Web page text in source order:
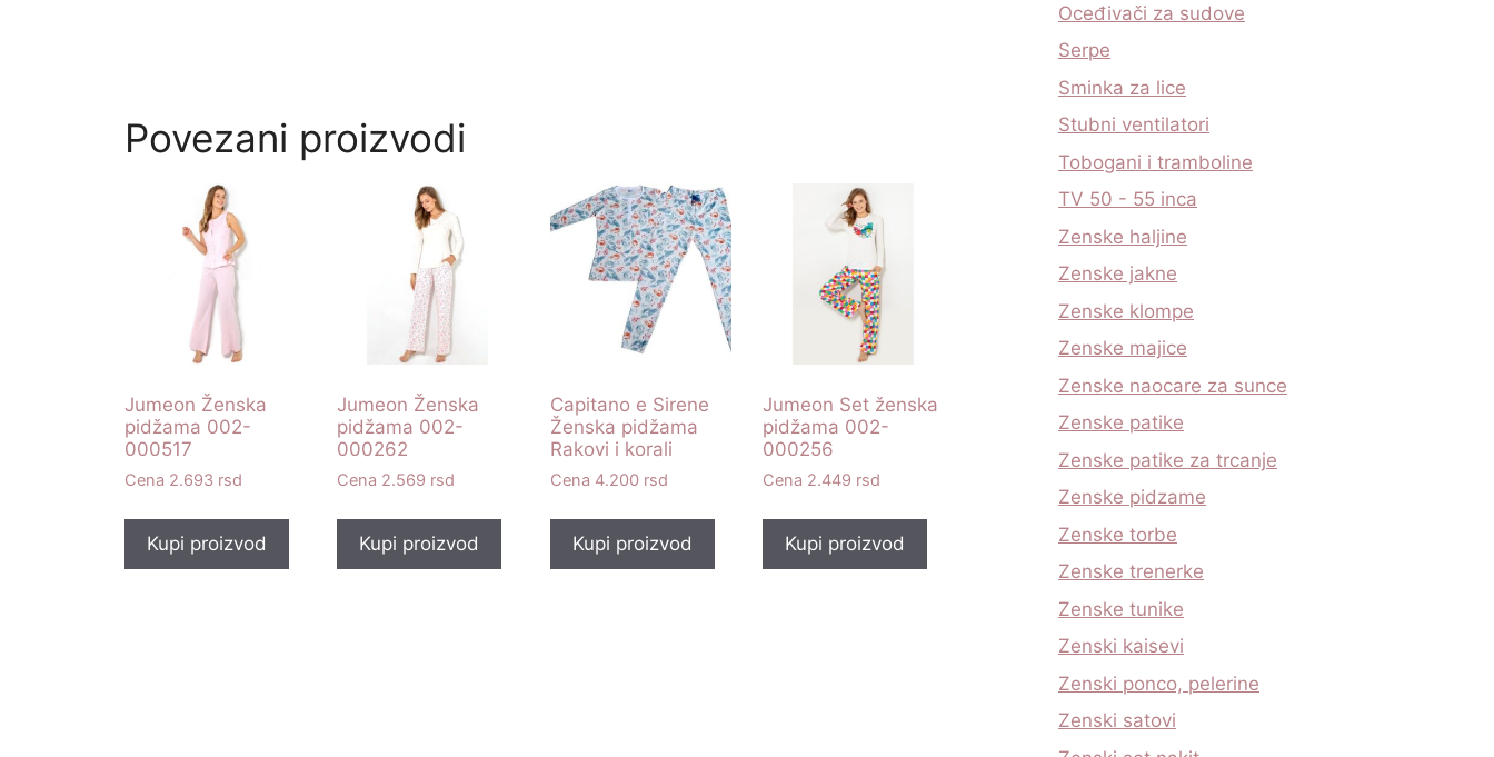
Povezani proizvodi
Jumeon Ženska
pidžama 002-
000517
2.693 rsd
Kupi proizvod
Jumeon Ženska
pidžama 002-
000262
2.569 rsd
Kupi proizvod
Capitano e Sirene
Ženska pidžama
Rakovi i korali
4.200 rsd
Kupi proizvod
Jumeon Set ženska
pidžama 002-
000256
2.449 rsd
Kupi proizvod
Oceđivači za sudove
Serpe
Sminka za lice
Stubni ventilatori
Tobogani i tramboline
TV 50 - 55 inca
Zenske haljine
Zenske jakne
Zenske klompe
Zenske majice
Zenske naocare za sunce
Zenske patike
Zenske patike za trcanje
Zenske pidzame
Zenske torbe
Zenske trenerke
Zenske tunike
Zenski kaisevi
Zenski ponco, pelerine
Zenski satovi